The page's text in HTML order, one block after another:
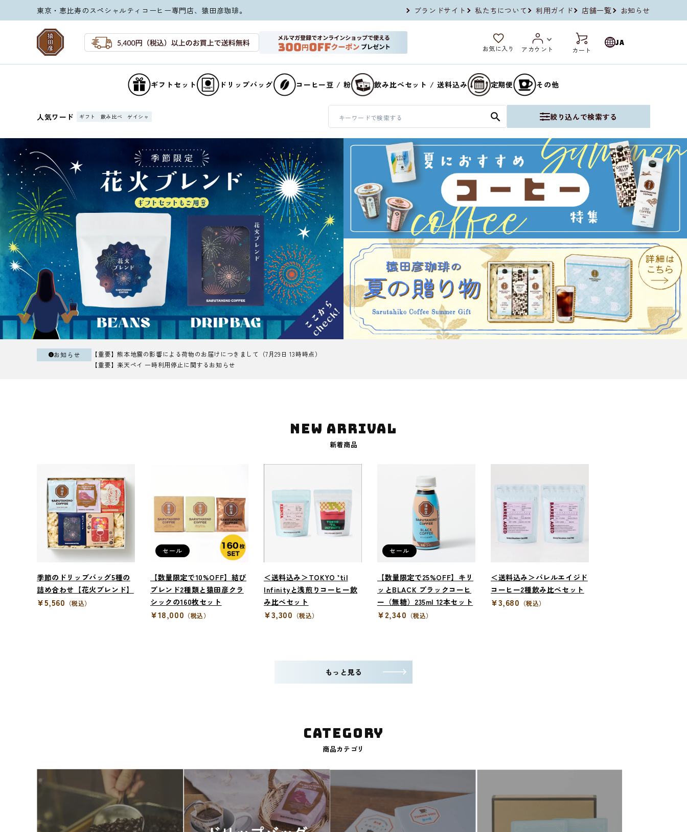
ンツに
進む
東京・恵比寿のスペシャルティコーヒー専門店、猿田彦珈琲。 ブランドサイト 私たちについて 利用ガイド 店舗一覧 お知らせ
お気に入り アカウント カート
JA
ギフトセット ドリップバッグ コーヒー豆 / 粉 飲み比べセット / 送料込み 定期便 その他
人気ワード ギフト 飲み比べ ゲイシャ 絞り込んで検索する
お知らせ
【重要】熊本地震の影響による荷物のお届けにつきまして（7月29日 13時時点）
【重要】楽天ペイ 一時利用停止に関するお知らせ
NEW ARRIVAL
新着商品
季節のドリップバッグ5種の
詰め合わせ【花火ブレンド】
¥5,560 （税込）
セール
【数量限定で10%OFF】結び
ブレンド2種類と猿田彦クラ
シックの160枚セット
¥18,000 （税込）
＜送料込み＞TOKYO ’til
Infinityと浅煎りコーヒー飲
み比べセット
¥3,300 （税込）
セール
【数量限定で25%OFF】キリ
ッとBLACK ブラックコーヒ
ー（無糖）235ml 12本セット
¥2,340 （税込）
＜送料込み＞バレルエイジド
コーヒー2種飲み比べセット
¥3,680 （税込）
もっと見る
CATEGORY
商品カテゴリ